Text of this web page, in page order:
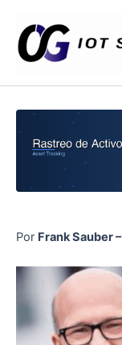
contenido
Por Frank Sauber